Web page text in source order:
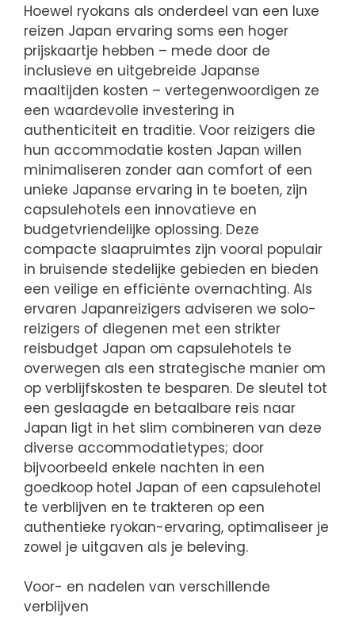
Hoewel ryokans als onderdeel van een luxe
reizen Japan ervaring soms een hoger
prijskaartje hebben – mede door de
inclusieve en uitgebreide Japanse
maaltijden kosten – vertegenwoordigen ze
een waardevolle investering in
authenticiteit en traditie. Voor reizigers die
hun accommodatie kosten Japan willen
minimaliseren zonder aan comfort of een
unieke Japanse ervaring in te boeten, zijn
capsulehotels een innovatieve en
budgetvriendelijke oplossing. Deze
compacte slaapruimtes zijn vooral populair
in bruisende stedelijke gebieden en bieden
een veilige en efficiënte overnachting. Als
ervaren Japanreizigers adviseren we solo-
reizigers of diegenen met een strikter
reisbudget Japan om capsulehotels te
overwegen als een strategische manier om
op verblijfskosten te besparen. De sleutel tot
een geslaagde en betaalbare reis naar
Japan ligt in het slim combineren van deze
diverse accommodatietypes; door
bijvoorbeeld enkele nachten in een
goedkoop hotel Japan of een capsulehotel
te verblijven en te trakteren op een
authentieke ryokan-ervaring, optimaliseer je
zowel je uitgaven als je beleving.
Voor- en nadelen van verschillende
verblijven